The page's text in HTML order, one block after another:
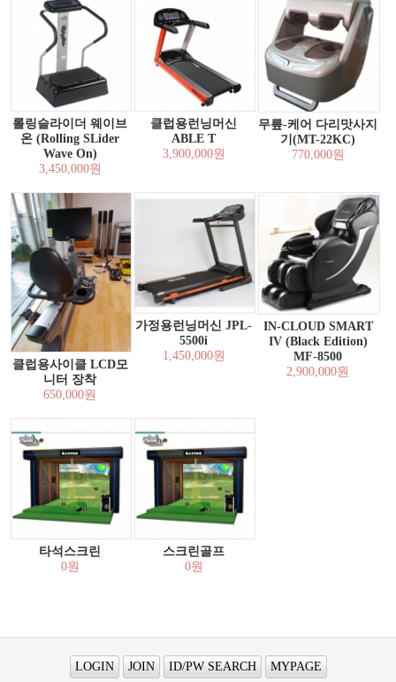
롤링슬라이더 웨이브
온 (Rolling SLider
Wave On)
3,450,000원
클럽용런닝머신
ABLE T
3,900,000원
무릎-케어 다리맛사지
기(MT-22KC)
770,000원
클럽용사이클 LCD모
니터 장착
650,000원
가정용런닝머신 JPL-
5500i
1,450,000원
IN-CLOUD SMART
IV (Black Edition)
MF-8500
2,900,000원
타석스크린
0원
스크린골프
0원
LOGIN JOIN ID/PW SEARCH MYPAGE